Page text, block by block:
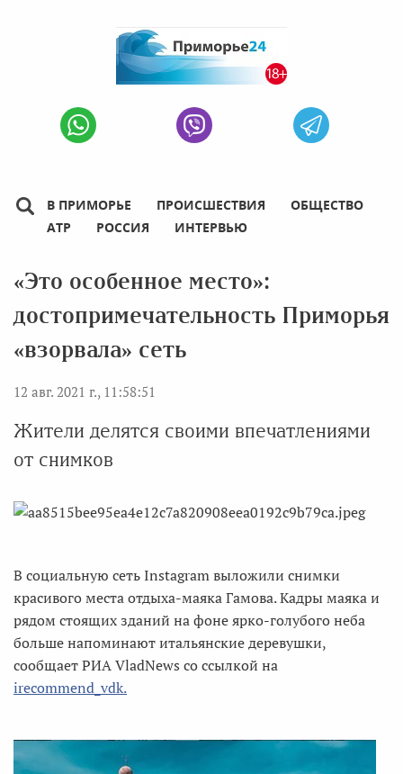
В ПРИМОРЬЕ ПРОИСШЕСТВИЯ
ОБЩЕСТВО
АТР
РОССИЯ ИНТЕРВЬЮ
«Это особенное место»:
достопримечательность Приморья
«взорвала» сеть
12 авг. 2021 г., 11:58:51
Жители делятся своими впечатлениями
от снимков
В социальную сеть Instagram выложили снимки
красивого места отдыха-маяка Гамова. Кадры маяка и
рядом стоящих зданий на фоне ярко-голубого неба
больше напоминают итальянские деревушки,
сообщает РИА VladNews со ссылкой на
irecommend_vdk.